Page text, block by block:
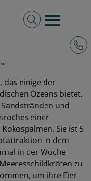
Burger
Volltextsuche
Desroches
das einige der
Ozeans bietet.
und
einer
Sie ist 5
in dem
in der Woche
zu
um ihre Eier